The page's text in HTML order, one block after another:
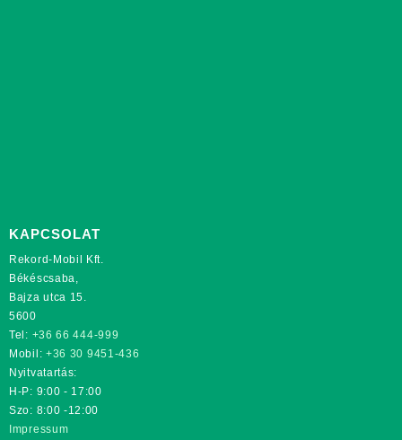
KAPCSOLAT
Rekord-Mobil Kft.
Békéscsaba,
Bajza utca 15.
5600
Tel: +36 66 444-999
Mobil: +36 30 9451-436
Nyitvatartás:
H-P: 9:00 - 17:00
Szo: 8:00 -12:00
Impressum